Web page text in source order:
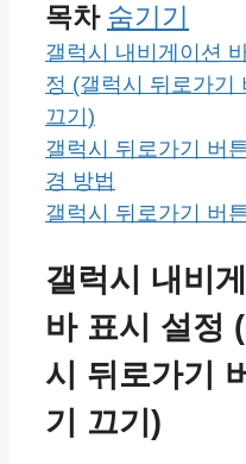
목차 숨기기
갤럭시 내비게이션
정 (갤럭시 뒤로가기
끄기)
갤럭시 뒤로가기 버
경 방법
갤럭시 뒤로가기 버
갤럭시 내비
바 표시 설정
시 뒤로가기
기 끄기)